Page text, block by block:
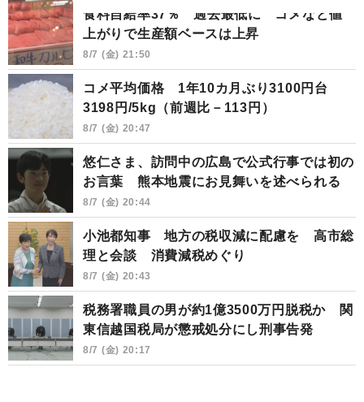
食料自給率37％ 過去最低に コメなど値
上がりで生産額ベースは上昇
8/7 (金) 21:50
コメ平均価格 1年10カ月ぶり3100円台
3198円/5kg（前週比－113円）
8/7 (金) 20:47
悠仁さま、訪問中の広島で公式行事では初の
お言葉 熊本地震にお見舞いを述べられる
8/7 (金) 20:44
小池都知事 地方の税収減に配慮を 高市総
理と会談 消費減税めぐり
8/7 (金) 20:43
税務署職員の男が約1億3500万円脱税か 関
東信越国税局が懲戒処分にし刑事告発
8/7 (金) 20:17